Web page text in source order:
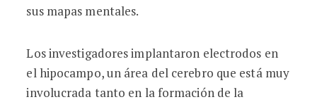
sus mapas mentales.
Los investigadores implantaron electrodos en
el hipocampo, un área del cerebro que está muy
involucrada tanto en la formación de la